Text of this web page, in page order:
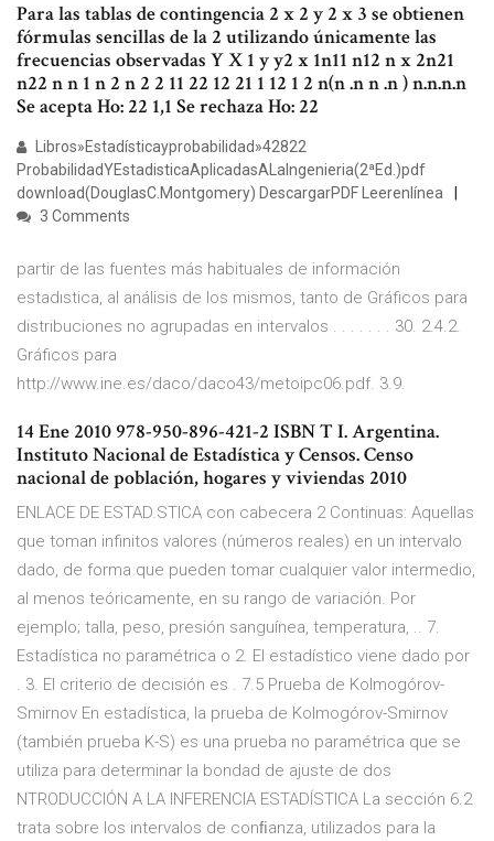
Para las tablas de contingencia 2 x 2 y 2 x 3 se obtienen
fórmulas sencillas de la 2 utilizando únicamente las
frecuencias observadas Y X 1 y y2 x 1n11 n12 n x 2n21
n22 n n 1 n 2 n 2 2 11 22 12 21 1 12 1 2 n(n .n n .n ) n.n.n.n
Se acepta Ho: 22 1,1 Se rechaza Ho: 22
Libros»Estadísticayprobabilidad»42822
ProbabilidadYEstadisticaAplicadasALaIngenieria(2ªEd.)pdf
download(DouglasC.Montgomery) DescargarPDF Leerenlínea
3 Comments
partir de las fuentes más habituales de información
estadıstica, al análisis de los mismos, tanto de Gráficos para
distribuciones no agrupadas en intervalos . . . . . . . 30. 2.4.2.
Gráficos para
http://www.ine.es/daco/daco43/metoipc06.pdf. 3.9.
14 Ene 2010 978-950-896-421-2 ISBN T I. Argentina.
Instituto Nacional de Estadística y Censos. Censo
nacional de población, hogares y viviendas 2010
ENLACE DE ESTAD.STICA con cabecera 2 Continuas: Aquellas
que toman infinitos valores (números reales) en un intervalo
dado, de forma que pueden tomar cualquier valor intermedio,
al menos teóricamente, en su rango de variación. Por
ejemplo; talla, peso, presión sanguínea, temperatura, .. 7.
Estadística no paramétrica o 2. El estadístico viene dado por
. 3. El criterio de decisión es . 7.5 Prueba de Kolmogórov-
Smirnov En estadística, la prueba de Kolmogórov-Smirnov
(también prueba K-S) es una prueba no paramétrica que se
utiliza para determinar la bondad de ajuste de dos
NTRODUCCIÓN A LA INFERENCIA ESTADÍSTICA La sección 6.2
trata sobre los intervalos de conﬁanza, utilizados para la